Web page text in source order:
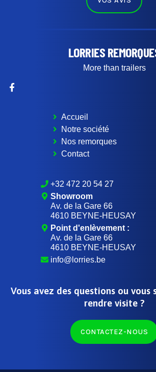
LORRIES
More than trailers
Accueil
Notre société
Nos remorques
Contact
+32 472 20 54 27
Showroom
Av. de la Gare 66
4610 BEYNE-HEUSAY
Point d'enlèvement :
Av. de la Gare 66
4610 BEYNE-HEUSAY
info@lorries.be
Vous avez des questions ou vous
rendre visite ?
CONTACTEZ-NOUS